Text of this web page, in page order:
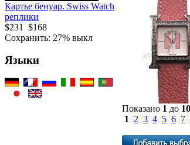
Картье бенуар. Swiss Watch
реплики
$231
$168
Сохранить: 27% выкл
Языки
Показано 1 до 10
1
2 3 4 5 6 7